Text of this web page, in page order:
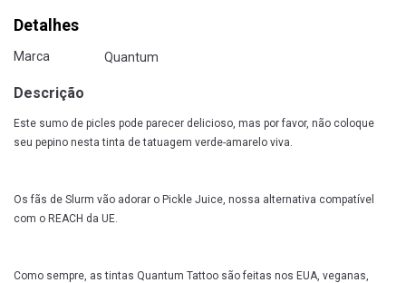
Detalhes
Marca Quantum
Descrição
Este sumo de picles pode parecer delicioso, mas por favor, não coloque
seu pepino nesta tinta de tatuagem verde-amarelo viva.
Os fãs de Slurm vão adorar o Pickle Juice, nossa alternativa compatível
com o REACH da UE.
Como sempre, as tintas Quantum Tattoo são feitas nos EUA, veganas,